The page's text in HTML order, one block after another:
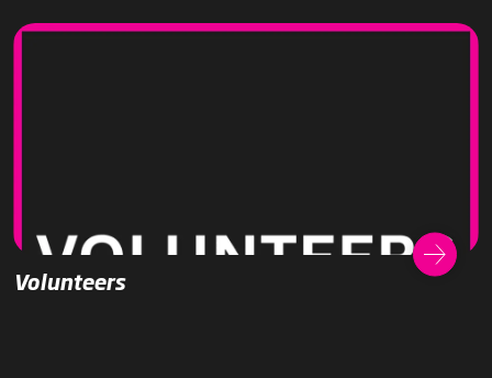
Volunteers